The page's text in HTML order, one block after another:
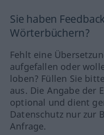
Sie haben
Wörterbüchern?
Fehlt eine
aufgefallen oder
loben? Füllen Sie
aus. Die Angabe der
optional und dient
Datenschutz nur zur
Anfrage.